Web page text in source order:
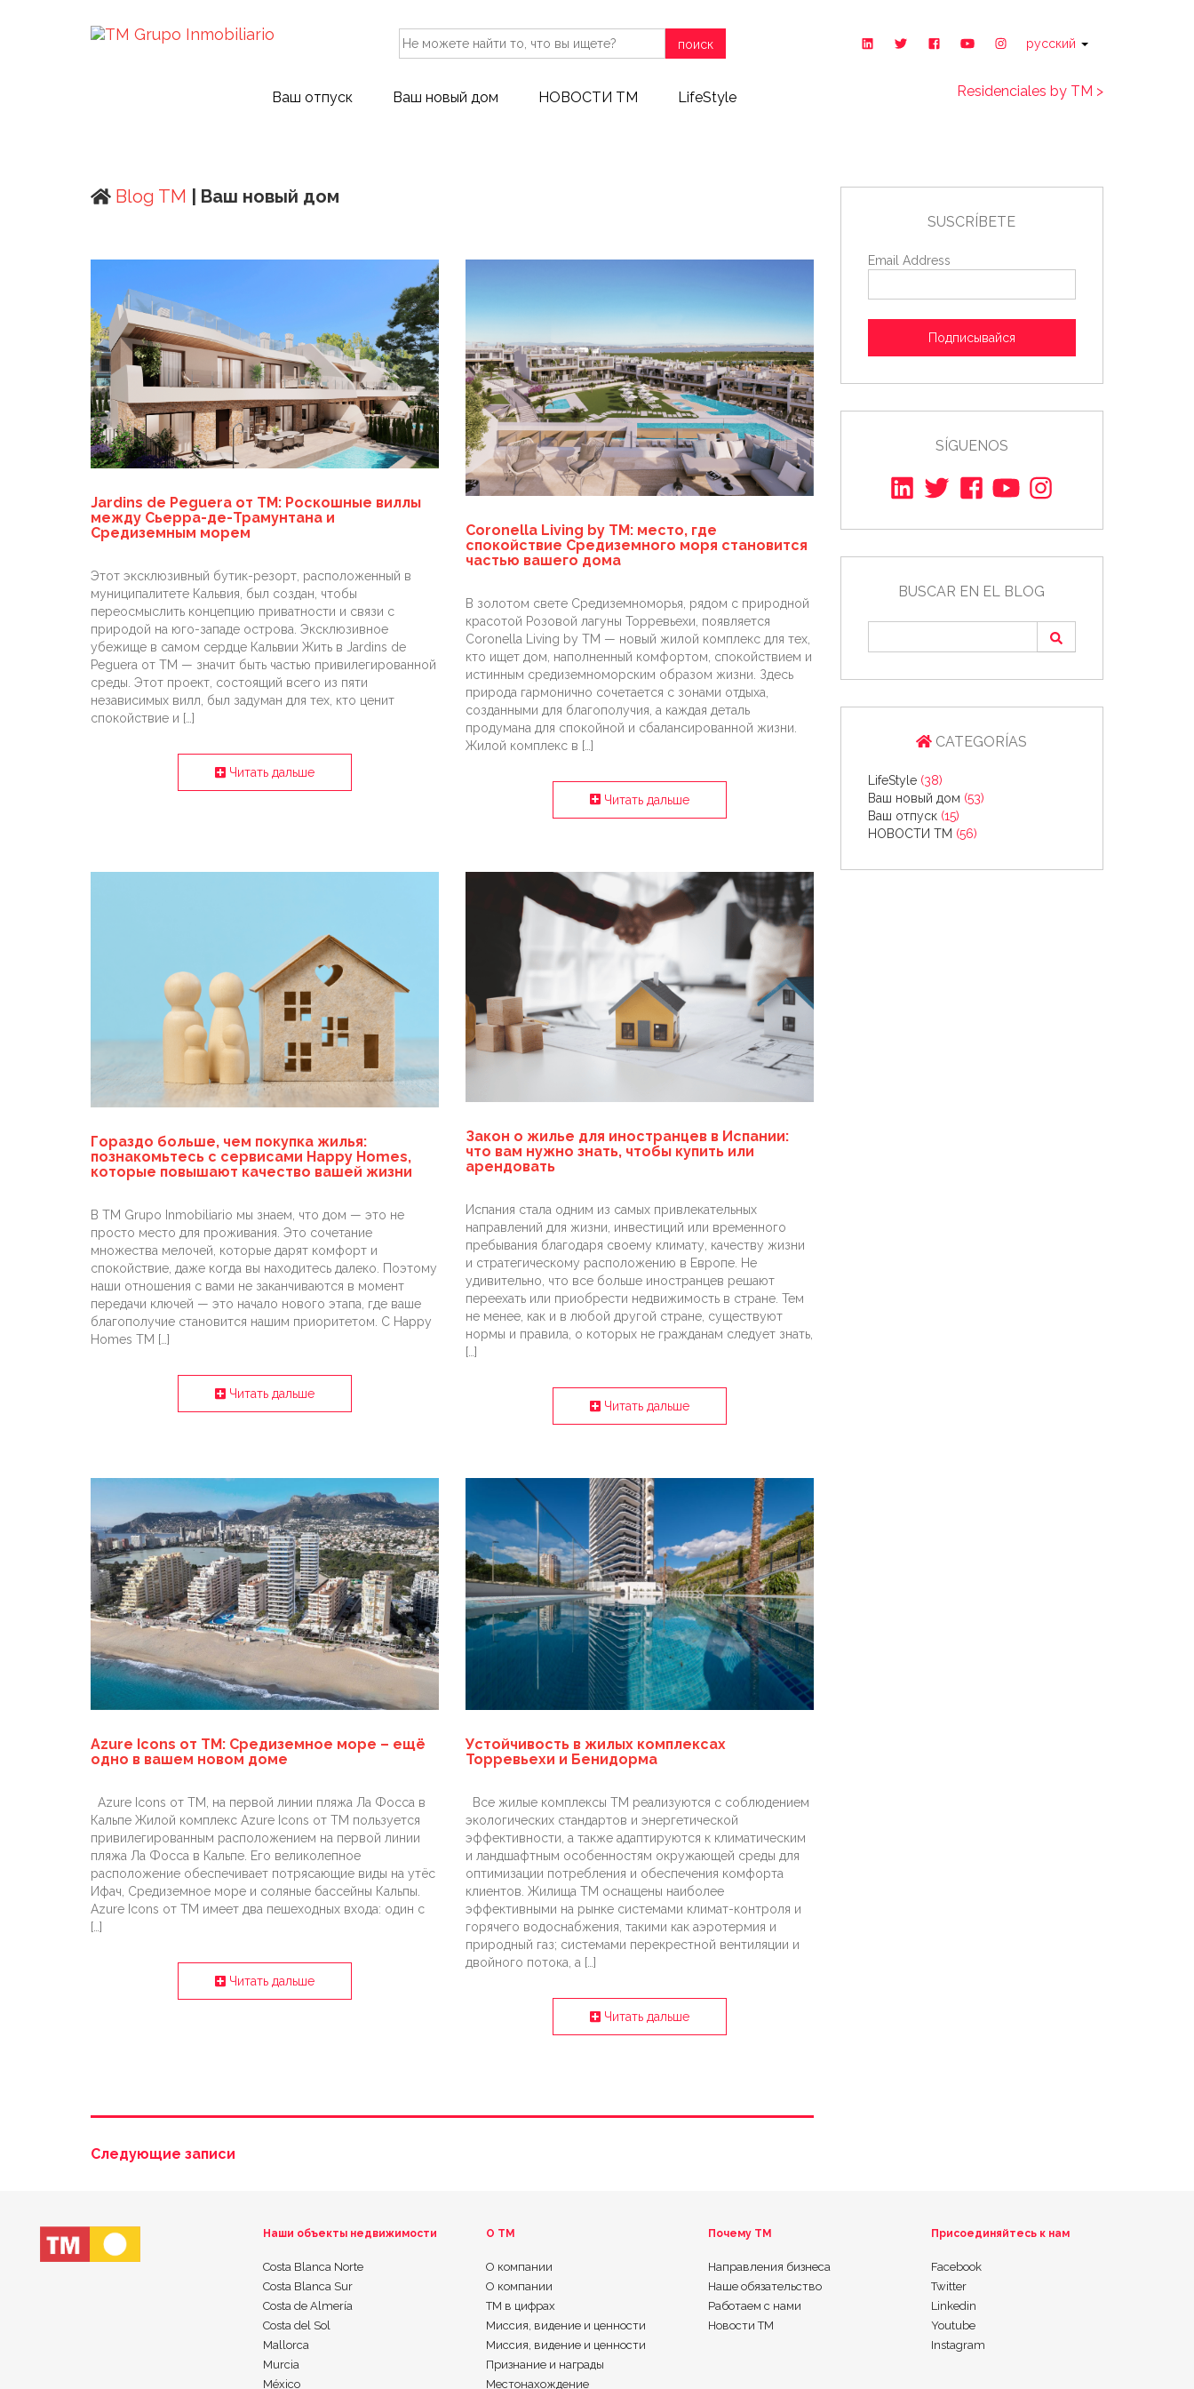
поиск русский
Ваш отпуск Ваш новый дом НОВОСТИ ТМ LifeStyle Residenciales by TM >
Blog TM | Ваш новый дом
Jardins de Peguera от TM: Роскошные виллы
между Сьерра-де-Трамунтана и
Средиземным морем
Этот эксклюзивный бутик-резорт, расположенный в
муниципалитете Кальвия, был создан, чтобы
переосмыслить концепцию приватности и связи с
природой на юго-западе острова. Эксклюзивное
убежище в самом сердце Кальвии Жить в Jardins de
Peguera от TM — значит быть частью привилегированной
среды. Этот проект, состоящий всего из пяти
независимых вилл, был задуман для тех, кто ценит
спокойствие и […]
Читать дальше
Coronella Living by TM: место, где
спокойствие Средиземного моря становится
частью вашего дома
В золотом свете Средиземноморья, рядом с природной
красотой Розовой лагуны Торревьехи, появляется
Coronella Living by TM — новый жилой комплекс для тех,
кто ищет дом, наполненный комфортом, спокойствием и
истинным средиземноморским образом жизни. Здесь
природа гармонично сочетается с зонами отдыха,
созданными для благополучия, а каждая деталь
продумана для спокойной и сбалансированной жизни.
Жилой комплекс в […]
Читать дальше
Гораздо больше, чем покупка жилья:
познакомьтесь с сервисами Happy Homes,
которые повышают качество вашей жизни
В TM Grupo Inmobiliario мы знаем, что дом — это не
просто место для проживания. Это сочетание
множества мелочей, которые дарят комфорт и
спокойствие, даже когда вы находитесь далеко. Поэтому
наши отношения с вами не заканчиваются в момент
передачи ключей — это начало нового этапа, где ваше
благополучие становится нашим приоритетом. С Happy
Homes TM […]
Читать дальше
Закон о жилье для иностранцев в Испании:
что вам нужно знать, чтобы купить или
арендовать
Испания стала одним из самых привлекательных
направлений для жизни, инвестиций или временного
пребывания благодаря своему климату, качеству жизни
и стратегическому расположению в Европе. Не
удивительно, что все больше иностранцев решают
переехать или приобрести недвижимость в стране. Тем
не менее, как и в любой другой стране, существуют
нормы и правила, о которых не гражданам следует знать,
[…]
Читать дальше
Azure Icons от TM: Средиземное море – ещё
одно в вашем новом доме
Azure Icons от TM, на первой линии пляжа Ла Фосса в
Кальпе Жилой комплекс Azure Icons от TM пользуется
привилегированным расположением на первой линии
пляжа Ла Фосса в Кальпе. Его великолепное
расположение обеспечивает потрясающие виды на утёс
Ифач, Средиземное море и соляные бассейны Кальпы.
Azure Icons от TM имеет два пешеходных входа: один с
[…]
Читать дальше
Устойчивость в жилых комплексах
Торревьехи и Бенидорма
Все жилые комплексы TM реализуются с соблюдением
экологических стандартов и энергетической
эффективности, а также адаптируются к климатическим
и ландшафтным особенностям окружающей среды для
оптимизации потребления и обеспечения комфорта
клиентов. Жилища TM оснащены наиболее
эффективными на рынке системами климат-контроля и
горячего водоснабжения, такими как аэротермия и
природный газ; системами перекрестной вентиляции и
двойного потока, а […]
Читать дальше
Следующие записи
SUSCRÍBETE
Email Address
Подписывайся
SÍGUENOS
BUSCAR EN EL BLOG
CATEGORÍAS
LifeStyle (38)
Ваш новый дом (53)
Ваш отпуск (15)
НОВОСТИ ТМ (56)
Наши объекты недвижимости
Costa Blanca Norte
Costa Blanca Sur
Costa de Almería
Costa del Sol
Mallorca
Murcia
México
О ТМ
О компании
О компании
ТМ в цифрах
Миссия, видение и ценности
Миссия, видение и ценности
Признание и награды
Местонахождение
Почему TM
Направления бизнеса
Наше обязательство
Работаем с нами
Новости TM
Присоединяйтесь к нам
Facebook
Twitter
Linkedin
Youtube
Instagram